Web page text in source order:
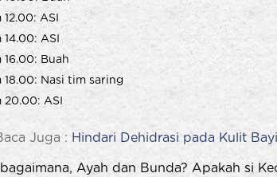
12.00: ASI
14.00: ASI
16.00: Buah
18.00: Nasi tim saring
20.00: ASI
Juga : Hindari Dehidrasi pada Kulit
Ayah dan Bunda? Apakah si